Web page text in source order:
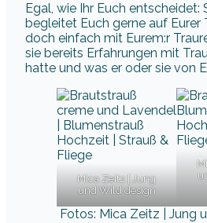
Egal, wie Ihr Euch entscheidet:
begleitet Euch gerne auf Eurer
doch einfach mit Eurem:r
sie bereits Erfahrungen mit
hatte und was er oder sie von
Mica Zeitz | Jung
und Wild design
Fotos: Mica Zeitz | Jung